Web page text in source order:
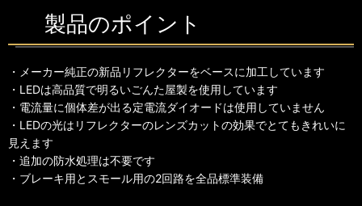
製品のポイント
・メーカー純正の新品リフレクターをベースに加工しています
・LEDは高品質で明るいごんた屋製を使用しています
・電流量に個体差が出る定電流ダイオードは使用していません
・LEDの光はリフレクターのレンズカットの効果でとてもきれいに
見えます
・追加の防水処理は不要です
・ブレーキ用とスモール用の2回路を全品標準装備